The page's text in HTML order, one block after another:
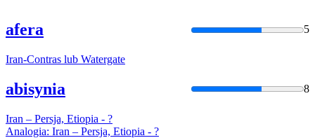
afera 5
Iran-Contras lub Watergate
abisynia 8
Iran – Persja, Etiopia - ?
Analogia: Iran – Persja, Etiopia - ?